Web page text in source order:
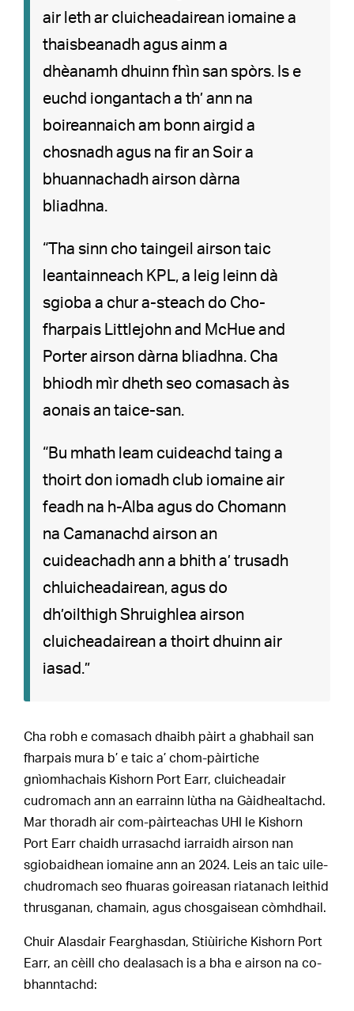
air leth ar cluicheadairean iomaine a
thaisbeanadh agus ainm a
dhèanamh dhuinn fhìn san spòrs. Is e
euchd iongantach a th’ ann na
boireannaich am bonn airgid a
chosnadh agus na fir an Soir a
bhuannachadh airson dàrna
bliadhna.
“Tha sinn cho taingeil airson taic
leantainneach KPL, a leig leinn dà
sgioba a chur a-steach do Cho-
fharpais Littlejohn and McHue and
Porter airson dàrna bliadhna. Cha
bhiodh mìr dheth seo comasach às
aonais an taice-san.
“Bu mhath leam cuideachd taing a
thoirt don iomadh club iomaine air
feadh na h-Alba agus do Chomann
na Camanachd airson an
cuideachadh ann a bhith a’ trusadh
chluicheadairean, agus do
dh’oilthigh Shruighlea airson
cluicheadairean a thoirt dhuinn air
iasad.”
Cha robh e comasach dhaibh pàirt a ghabhail san
fharpais mura b’ e taic a’ chom-pàirtiche
gnìomhachais Kishorn Port Earr, cluicheadair
cudromach ann an earrainn lùtha na Gàidhealtachd.
Mar thoradh air com-pàirteachas UHI le Kishorn
Port Earr chaidh urrasachd iarraidh airson nan
sgiobaidhean iomaine ann an 2024. Leis an taic uile-
chudromach seo fhuaras goireasan riatanach leithid
thrusganan, chamain, agus chosgaisean còmhdhail.
Chuir Alasdair Fearghasdan, Stiùiriche Kishorn Port
Earr, an cèill cho dealasach is a bha e airson na co-
bhanntachd: